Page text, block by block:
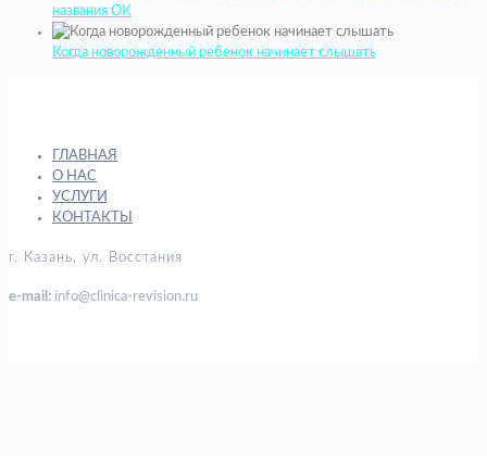
названия ОК
Когда новорожденный ребенок начинает слышать
ГЛАВНАЯ
О НАС
УСЛУГИ
КОНТАКТЫ
г. Казань, ул. Восстания
e-mail: info@clinica-revision.ru